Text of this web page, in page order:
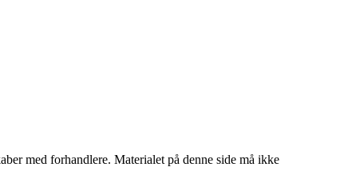
med forhandlere. Materialet på denne side må ikke